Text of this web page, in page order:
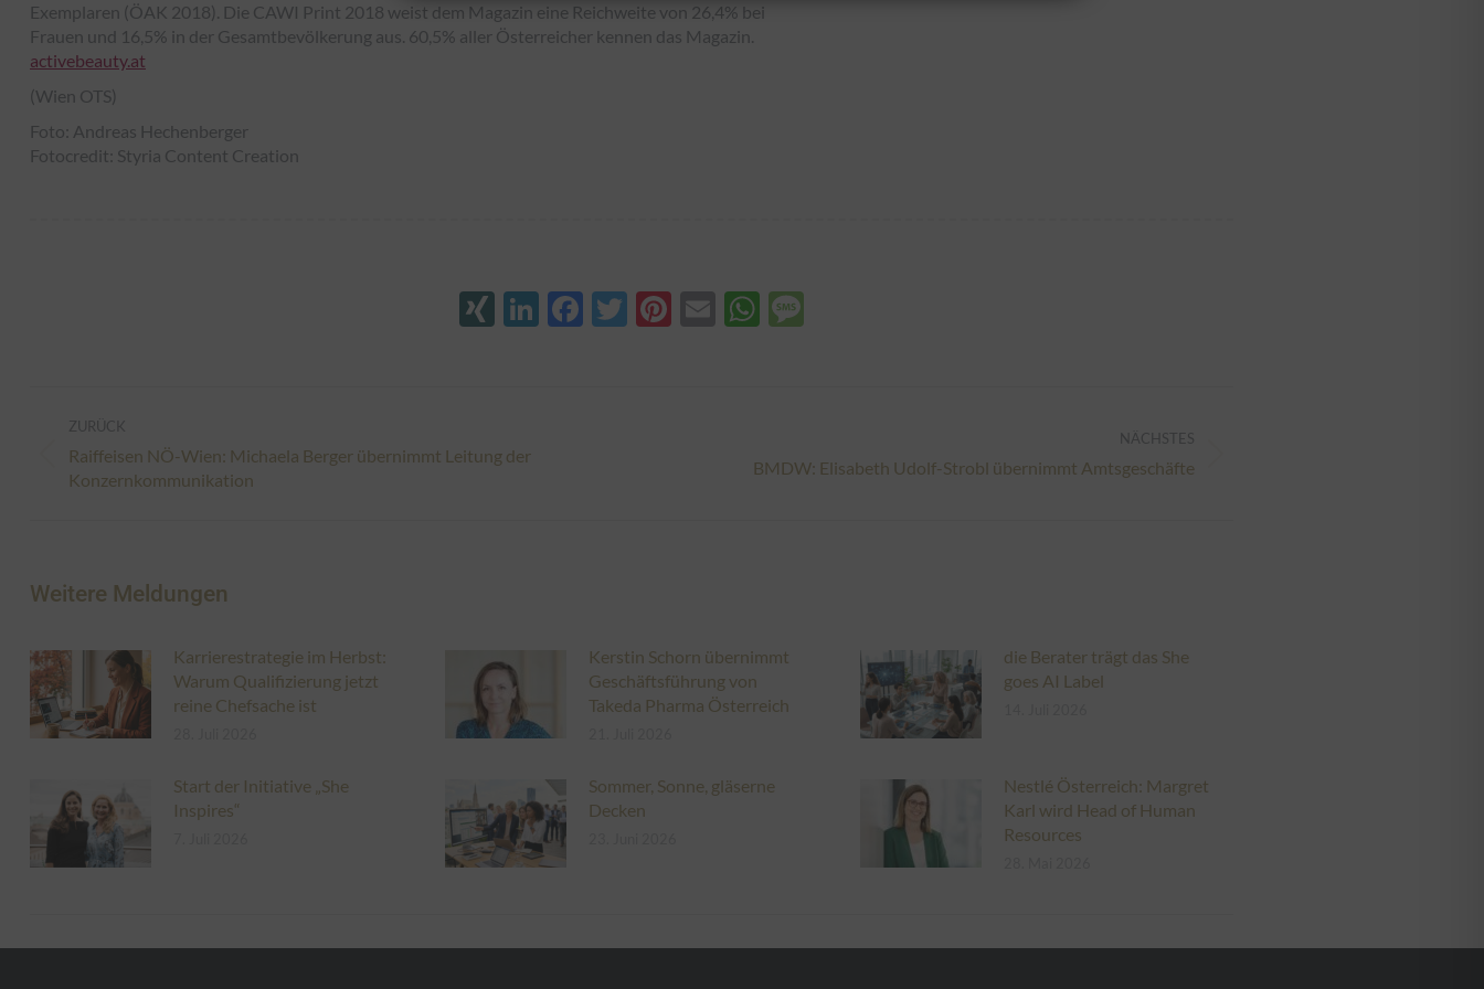
Exemplaren (ÖAK 2018). Die CAWI Print 2018 weist dem Magazin eine Reichweite von 26,4% bei
Frauen und 16,5% in der Gesamtbevölkerung aus. 60,5% aller Österreicher kennen das Magazin.
activebeauty.at
(Wien OTS)
Foto: Andreas Hechenberger
Fotocredit: Styria Content Creation
XINGLinkedIn
Facebook
Twitter
Pinterest
EmailWhatsApp
ZURÜCK
Vorheriger
Beitrag:
Raiffeisen NÖ-Wien: Michaela Berger übernimmt Leitung der
Konzernkommunikation
NÄCHSTES
BMDW: Elisabeth Udolf-Strobl übernimmt Amtsgeschäfte
Weitere Meldungen
Karrierestrategie im Herbst:
Warum Qualifizierung jetzt
reine Chefsache ist
Kerstin Schorn übernimmt
Geschäftsführung von
Takeda Pharma Österreich
die Berater trägt das She
goes AI Label
Start der Initiative „She
Inspires“
Sommer, Sonne, gläserne
Decken
Nestlé Österreich: Margret
Karl wird Head of Human
Resources